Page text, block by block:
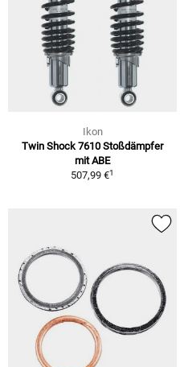
Ikon
Twin Shock 7610 Stoßdämpfer
mit ABE
507,99 €1